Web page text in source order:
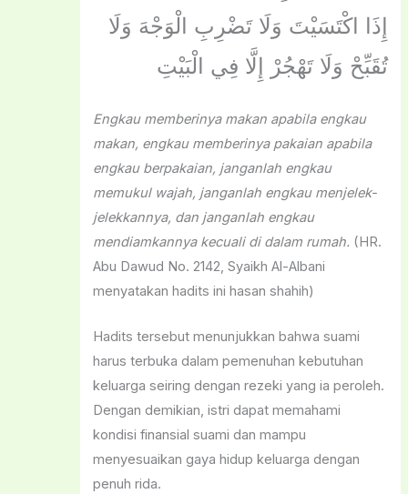
إِذَا اكْتَسَيْتَ وَلَا تَضْرِبِ الْوَجْهَ وَلَا
تُقَبِّحْ وَلَا تَهْجُرْ إِلَّا فِي الْبَيْتِ
Engkau memberinya makan apabila engkau
makan, engkau memberinya pakaian apabila
engkau berpakaian, janganlah engkau
memukul wajah, janganlah engkau menjelek-
jelekkannya, dan janganlah engkau
mendiamkannya kecuali di dalam rumah. (HR.
Abu Dawud No. 2142, Syaikh Al-Albani
menyatakan hadits ini hasan shahih)
Hadits tersebut menunjukkan bahwa suami
harus terbuka dalam pemenuhan kebutuhan
keluarga seiring dengan rezeki yang ia peroleh.
Dengan demikian, istri dapat memahami
kondisi finansial suami dan mampu
menyesuaikan gaya hidup keluarga dengan
penuh rida.